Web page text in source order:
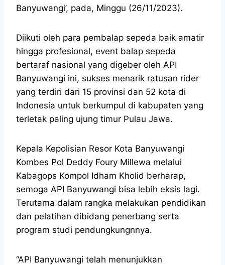
Banyuwangi’, pada, Minggu (26/11/2023).
Diikuti oleh para pembalap sepeda baik amatir
hingga profesional, event balap sepeda
bertaraf nasional yang digeber oleh API
Banyuwangi ini, sukses menarik ratusan rider
yang terdiri dari 15 provinsi dan 52 kota di
Indonesia untuk berkumpul di kabupaten yang
terletak paling ujung timur Pulau Jawa.
Kepala Kepolisian Resor Kota Banyuwangi
Kombes Pol Deddy Foury Millewa melalui
Kabagops Kompol Idham Kholid berharap,
semoga API Banyuwangi bisa lebih eksis lagi.
Terutama dalam rangka melakukan pendidikan
dan pelatihan dibidang penerbang serta
program studi pendungkungnnya.
“API Banyuwangi telah menunjukkan